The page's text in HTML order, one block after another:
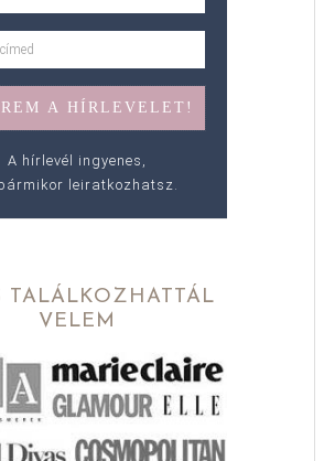
A hírlevél ingyenes,
leiratkozhatsz.
TALÁLKOZHATTÁL
VELEM